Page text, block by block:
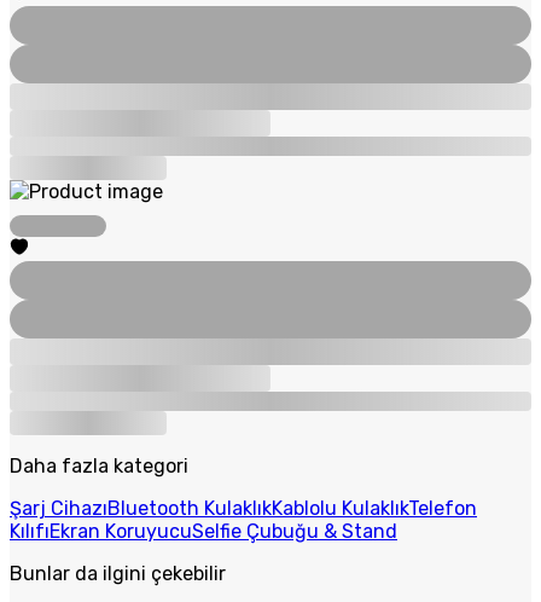
Daha fazla kategori
Şarj CihazıBluetooth KulaklıkKablolu KulaklıkTelefon
KılıfıEkran KoruyucuSelfie Çubuğu & Stand
Bunlar da ilgini çekebilir